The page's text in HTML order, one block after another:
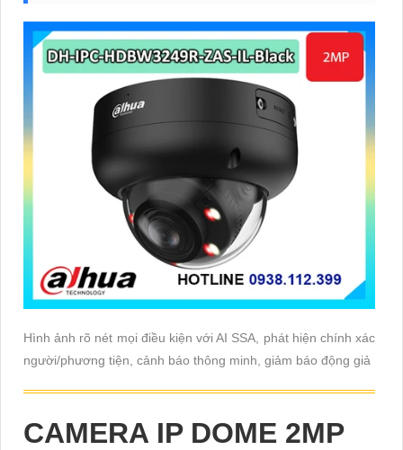
Hình ảnh rõ nét mọi điều kiện với AI SSA, phát hiện chính xác
người/phương tiện, cảnh báo thông minh, giảm báo động giả
CAMERA IP DOME 2MP